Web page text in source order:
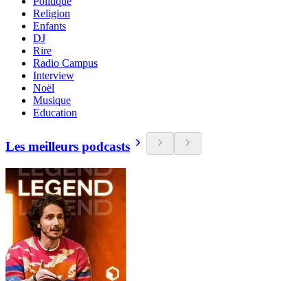
Religion
Enfants
DJ
Rire
Radio Campus
Interview
Noël
Musique
Education
Les meilleurs podcasts